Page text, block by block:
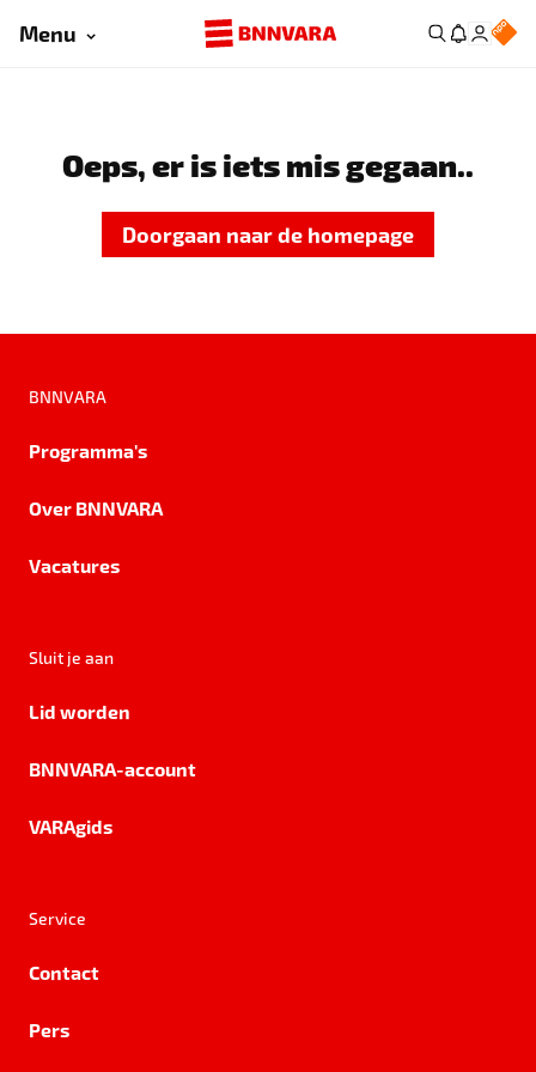
Menu
Oeps, er is iets mis gegaan..
Doorgaan naar de homepage
BNNVARA
Programma's
Over BNNVARA
Vacatures
Sluit je aan
Lid worden
BNNVARA-account
VARAgids
Service
Contact
Pers